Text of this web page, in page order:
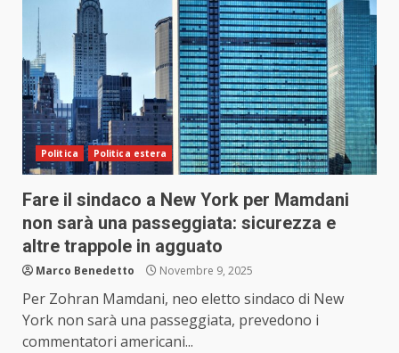
Politica Politica estera
Fare il sindaco a New York per Mamdani
non sarà una passeggiata: sicurezza e
altre trappole in agguato
Marco Benedetto Novembre 9, 2025
Per Zohran Mamdani, neo eletto sindaco di New
York non sarà una passeggiata, prevedono i
commentatori americani...